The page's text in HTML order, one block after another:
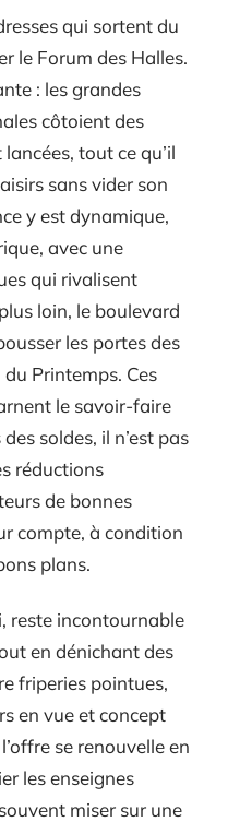
qui sortent du
le Forum des Halles.
: les grandes
côtoient des
tout ce qu’il
sans vider son
y est dynamique,
avec une
qui rivalisent
loin, le boulevard
les portes des
Printemps. Ces
le savoir-faire
soldes, il n’est pas
réductions
de bonnes
compte, à condition
plans.
reste incontournable
en dénichant des
friperies pointues,
en vue et concept
se renouvelle en
les enseignes
miser sur une